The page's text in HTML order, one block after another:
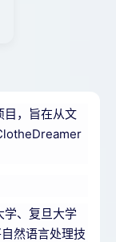
，旨在从文
、复旦大学
然语言处理技